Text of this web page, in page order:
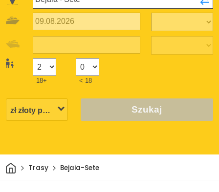
18+ < 18
Szukaj
DomTrasy Bejaia-Sete